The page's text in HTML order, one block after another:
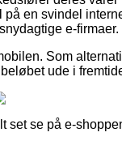
en svindel
e-firmaer.
Som
ude i
se på e-